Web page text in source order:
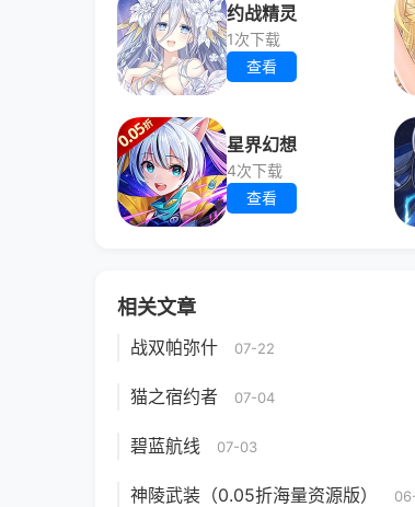
约战精灵
1次下载
查看
星界幻想
4次下载
查看
相关文章
战双帕弥什 07-22
猫之宿约者 07-04
碧蓝航线 07-03
神陵武装（0.05折海量资源版）